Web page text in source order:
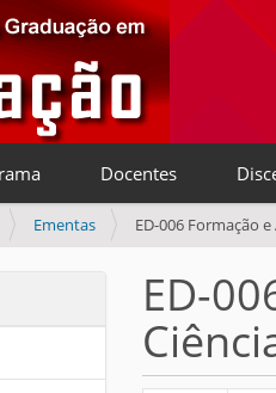
Docentes
Ementas ED-006 Formação
ED-